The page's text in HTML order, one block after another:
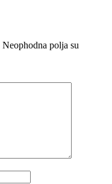
Neophodna polja su